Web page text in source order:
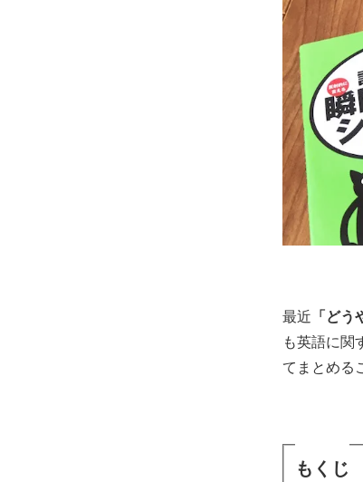
最近 「ど
も英語に関
てまとめる
もくじ